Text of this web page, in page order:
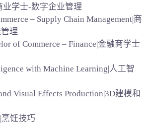
业学士-数字企业管理
– Supply Chain Management|商
理
of Commerce – Finance|金融商学士
with Machine Learning|人工智
Visual Effects Production|3D建模和
饪技巧